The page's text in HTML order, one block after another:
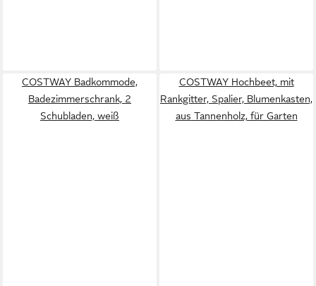
COSTWAY Badkommode,
Badezimmerschrank, 2
Schubladen, weiß
COSTWAY Hochbeet, mit
Rankgitter, Spalier, Blumenkasten,
aus Tannenholz, für Garten